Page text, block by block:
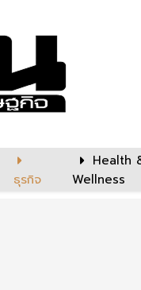
ธุรกิจ
Health
Wellness